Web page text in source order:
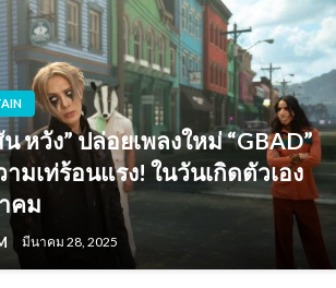
หวัง” ปล่อยเพลงใหม่ “GBAD”
มเท่ร้อนแรง! ในวันเกิดตัวเอง
คม
มีนาคม 28, 2025